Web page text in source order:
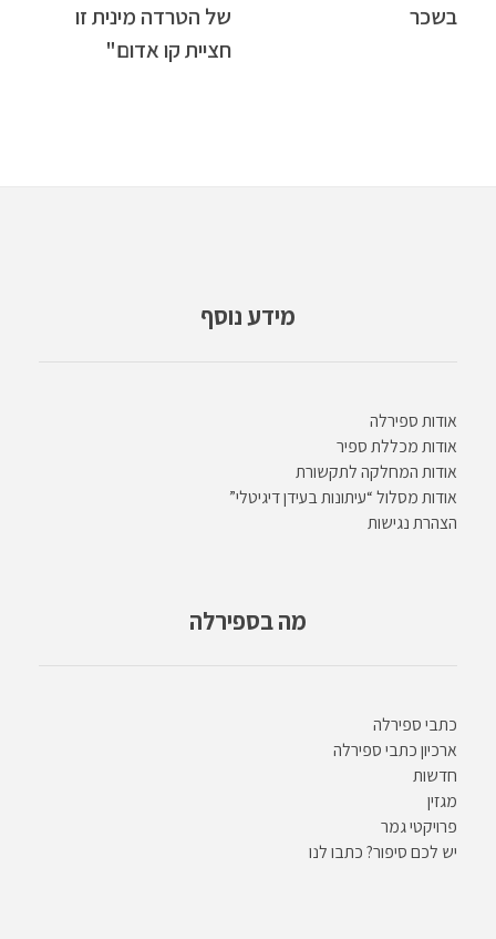
בשכר
של הטרדה מינית זו
חציית קו אדום"
מידע נוסף
אודות ספירלה
אודות מכללת ספיר
אודות המחלקה לתקשורת
אודות מסלול “עיתונות בעידן דיגיטלי”
הצהרת נגישות
מה בספירלה
כתבי ספירלה
ארכיון כתבי ספירלה
חדשות
מגזין
פרויקטי גמר
יש לכם סיפור? כתבו לנו